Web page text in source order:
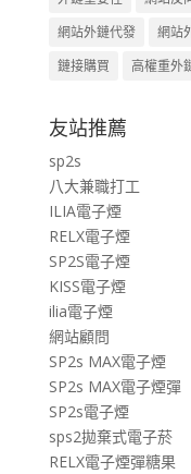
網站外鏈代發
網站
鏈接購買
高權重外
友站推薦
sp2s
八大兼職打工
ILIA電子煙
RELX電子煙
SP2S電子煙
KISS電子煙
ilia電子煙
網站顧問
SP2s MAX電子煙
SP2s MAX電子煙彈
SP2s電子煙
sps2拋棄式電子菸
RELX電子煙彈糖果